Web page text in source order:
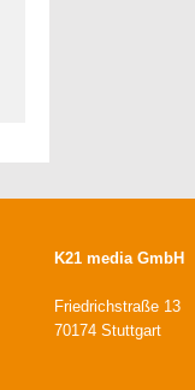
K21 media GmbH
Friedrichstraße 13
70174 Stuttgart